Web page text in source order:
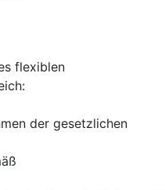
flexiblen
der gesetzlichen